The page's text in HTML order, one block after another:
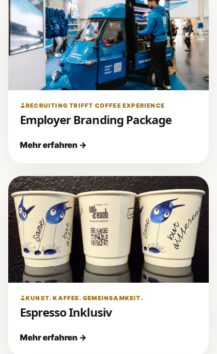
RECRUITING TRIFFT COFFEE EXPERIENCE
Employer Branding Package
KUNST. KAFFEE. GEMEINSAMKEIT.
Espresso Inklusiv